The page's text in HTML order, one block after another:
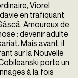
Viorel
en trafiquant
Amoureux de
: devenir adulte
Mais avant, il
sur la Nouvelle
porte un
à la fois